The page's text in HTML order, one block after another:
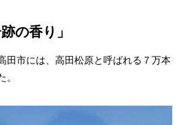
の香り」
田市には、高田松原と呼ばれる７万本
。